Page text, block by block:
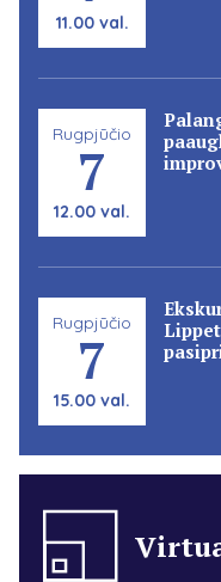
11.00 val.
Rugpjūčio
7
12.00 val.
Rugpjūčio
7
15.00 val.